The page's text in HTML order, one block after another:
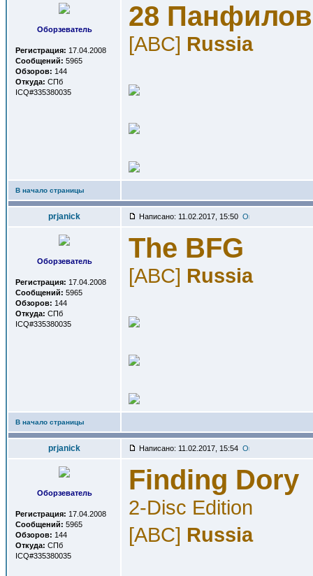
Оборзеватель
Регистрация: 17.04.2008
Сообщений: 5965
Обзоров: 144
Откуда: СПб
ICQ#335380035
28
[ABC] Russia
В начало страницы
prjanick Написано: 11.02.2017, 15:50
Оборзеватель
Регистрация: 17.04.2008
Сообщений: 5965
Обзоров: 144
Откуда: СПб
ICQ#335380035
The BFG
[ABC] Russia
В начало страницы
prjanick Написано: 11.02.2017, 15:54
Оборзеватель
Регистрация: 17.04.2008
Сообщений: 5965
Обзоров: 144
Откуда: СПб
ICQ#335380035
Finding Dory
2-Disc Edition
[ABC] Russia